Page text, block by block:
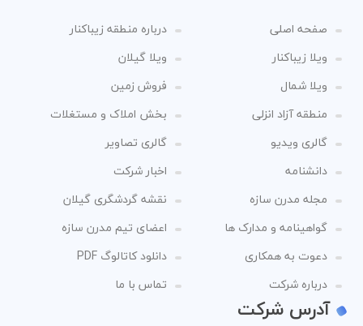
صفحه اصلی
درباره منطقه زیباکنار
ویلا زیباکنار
ویلا گیلان
ویلا شمال
فروش زمین
منطقه آزاد انزلی
بخش املاک و مستغلات
گالری ویدیو
گالری تصاویر
دانشنامه
اخبار شرکت
مجله مدرن سازه
نقشه گردشگری گیلان
گواهینامه و مدارک ها
اعضای تیم مدرن سازه
دعوت به همکاری
دانلود کاتالوگ PDF
درباره شرکت
تماس با ما
آدرس شرکت